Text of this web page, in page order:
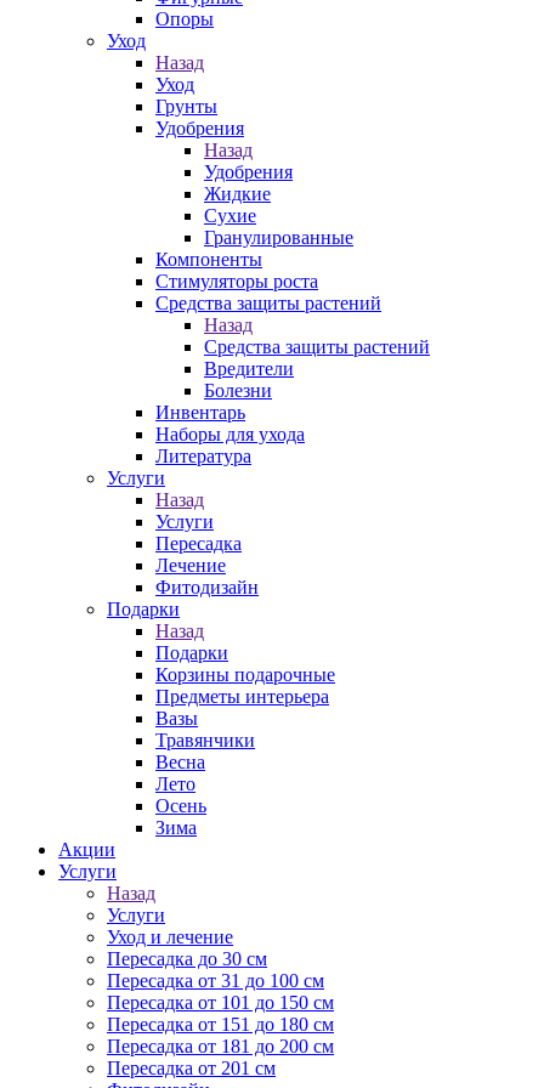
Опоры
Уход
Назад
Уход
Грунты
Удобрения
Назад
Удобрения
Жидкие
Сухие
Гранулированные
Компоненты
Стимуляторы роста
Средства защиты растений
Назад
Средства защиты растений
Вредители
Болезни
Инвентарь
Наборы для ухода
Литература
Услуги
Назад
Услуги
Пересадка
Лечение
Фитодизайн
Подарки
Назад
Подарки
Корзины подарочные
Предметы интерьера
Вазы
Травянчики
Весна
Лето
Осень
Зима
Акции
Услуги
Назад
Услуги
Уход и лечение
Пересадка до 30 см
Пересадка от 31 до 100 см
Пересадка от 101 до 150 см
Пересадка от 151 до 180 см
Пересадка от 181 до 200 см
Пересадка от 201 см